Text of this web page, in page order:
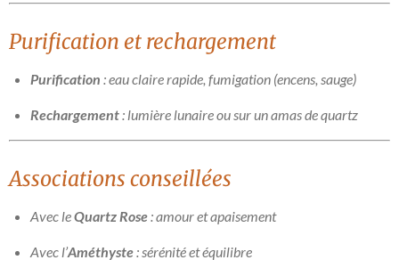
Purification et rechargement
Purification : eau claire rapide, fumigation (encens, sauge)
Rechargement: lumière lunaire ou sur un amas de quartz
Associations conseillées
Avec leQuartz Rose: amour et apaisement
Avec l’Améthyste: sérénité et équilibre